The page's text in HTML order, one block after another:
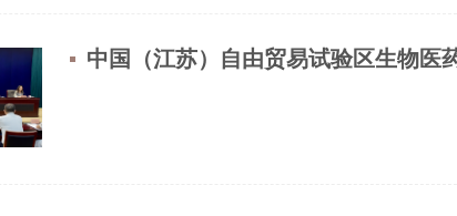
中国（江苏）自由贸易试验区生物医